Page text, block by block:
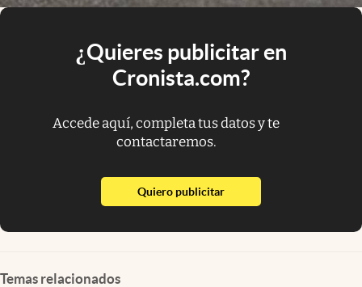
¿Quieres publicitar en
Cronista.com?
Accede aquí, completa tus datos y te
contactaremos.
Quiero publicitarabre en nueva pestaña
Temas relacionados